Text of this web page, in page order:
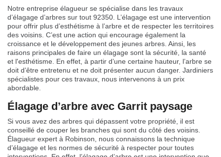
Notre entreprise élagueur se spécialise dans les travaux
d’élagage d’arbres sur tout 92350. L’élagage est une intervention
pour offrir plus d’esthétisme à l’arbre et de respecter les territoires
des voisins. C’est une action qui encourage également la
croissance et le développement des jeunes arbres. Ainsi, les
raisons principales de faire un élagage sont la sécurité, la santé
et l'esthétisme. En effet, à partir d’une certaine hauteur, l’arbre se
doit d’être entretenu et ne doit présenter aucun danger. Jardiniers
spécialistes pour ces travaux, nous intervenons à un prix
abordable.
Élagage d’arbre avec Garrit paysage
Si vous avez des arbres qui dépassent votre propriété, il est
conseillé de couper les branches qui sont du côté des voisins.
Élagueur expert à Robinson, nous connaissons la technique
d’élagage et les normes de sécurité à respecter pour toutes